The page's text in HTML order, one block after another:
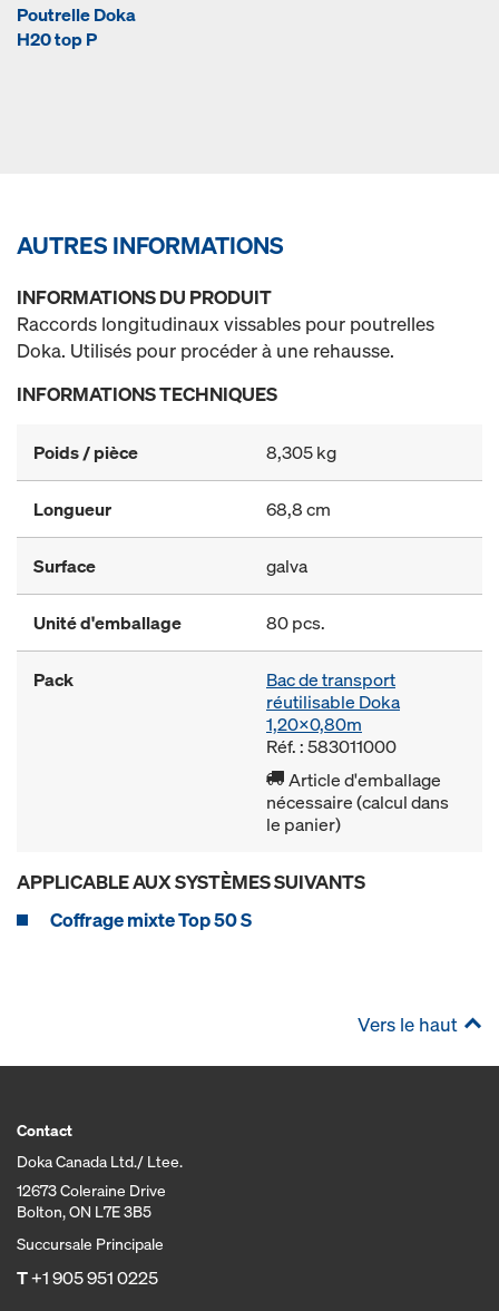
Poutrelle Doka
H20 top P
AUTRES INFORMATIONS
INFORMATIONS DU PRODUIT
Raccords longitudinaux vissables pour poutrelles
Doka. Utilisés pour procéder à une rehausse.
INFORMATIONS TECHNIQUES
Poids / pièce 8,305 kg
Longueur 68,8 cm
Surface galva
Unité d'emballage 80 pcs.
Pack
Bac de transport
réutilisable Doka
1,20x0,80m
Réf. : 583011000
Article d'emballage
nécessaire (calcul dans
le panier)
APPLICABLE AUX SYSTÈMES SUIVANTS
Coffrage mixte Top 50 S
Vers le haut
Contact
Doka Canada Ltd./ Ltee.
12673 Coleraine Drive
Bolton, ON L7E 3B5
Succursale Principale
T+1 905 951 0225